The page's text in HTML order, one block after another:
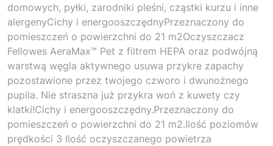
domowych, pyłki, zarodniki pleśni, cząstki kurzu i inne
alergenyCichy i energooszczędnyPrzeznaczony do
pomieszczeń o powierzchni do 21 m2Oczyszczacz
Fellowes AeraMax™ Pet z filtrem HEPA oraz podwójną
warstwą węgla aktywnego usuwa przykre zapachy
pozostawione przez twojego czworo i dwunożnego
pupila. Nie straszna już przykra woń z kuwety czy
klatki!Cichy i energooszczędny.Przeznaczony do
pomieszczeń o powierzchni do 21 m2.Ilość poziomów
prędkości 3 Ilość oczyszczanego powietrza